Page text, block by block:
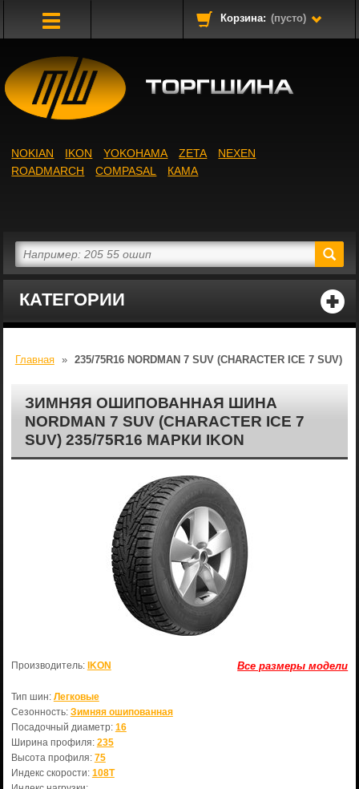
Корзина: (пусто)
КАТЕГОРИИ
NOKIAN IKON YOKOHAMA ZETA
NEXEN
ROADMARCH
COMPASAL КАМА
Главная » 235/75R16 NORDMAN 7 SUV (CHARACTER ICE 7 SUV)
ЗИМНЯЯ ОШИПОВАННАЯ ШИНА
NORDMAN 7 SUV (CHARACTER ICE 7
SUV) 235/75R16 МАРКИ IKON
Все размеры модели
Производитель: IKON
Тип шин: Легковые
Сезонность: Зимняя ошипованная
Посадочный диаметр: 16
Ширина профиля: 235
Высота профиля: 75
Индекс скорости: 108T